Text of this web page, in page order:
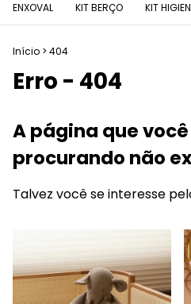
ENXOVAL KIT BERÇO KIT
Início > 404
Erro - 404
A página que
procurando não
Talvez você se interesse